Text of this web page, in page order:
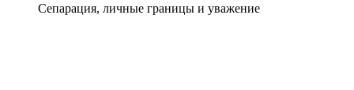
Сепарация, личные границы и уважение